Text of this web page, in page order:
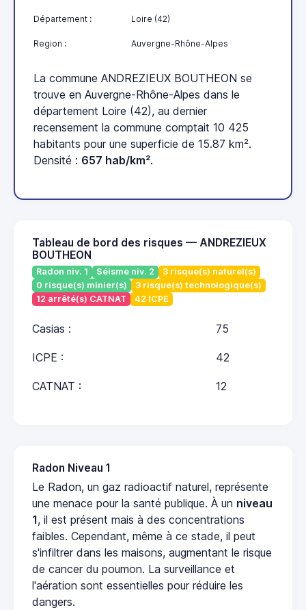
Département : Loire (42)
Region : Auvergne-Rhône-Alpes
La commune ANDREZIEUX BOUTHEON se
trouve en Auvergne-Rhône-Alpes dans le
département Loire (42), au dernier
recensement la commune comptait 10 425
habitants pour une superficie de 15.87 km².
Densité : 657 hab/km².
Tableau de bord des risques — ANDREZIEUX
BOUTHEON
Radon niv. 1 Séisme niv. 2
3 risque(s) naturel(s)
0 risque(s) minier(s)
3 risque(s) technologique(s)
12 arrêté(s) CATNAT
42 ICPE
Casias : 75
ICPE : 42
CATNAT : 12
Radon Niveau 1
Le Radon, un gaz radioactif naturel, représente
une menace pour la santé publique. À un niveau
1, il est présent mais à des concentrations
faibles. Cependant, même à ce stade, il peut
s'infiltrer dans les maisons, augmentant le risque
de cancer du poumon. La surveillance et
l'aération sont essentielles pour réduire les
dangers.